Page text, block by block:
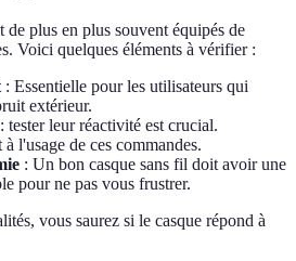
de plus en plus souvent équipés de
Voici quelques éléments à vérifier :
: Essentielle pour les utilisateurs qui
extérieur.
: tester leur réactivité est crucial.
l'usage de ces commandes.
: Un bon casque sans fil doit avoir une
pour ne pas vous frustrer.
vous saurez si le casque répond à